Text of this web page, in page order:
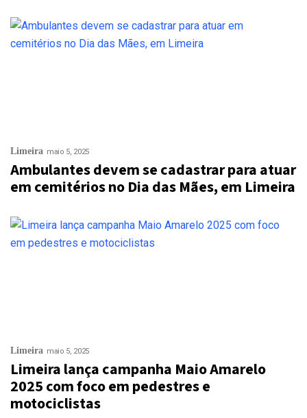
Limeira maio 5, 2025
Ambulantes devem se cadastrar para atuar
em cemitérios no Dia das Mães, em Limeira
Limeira maio 5, 2025
Limeira lança campanha Maio Amarelo
2025 com foco em pedestres e
motociclistas